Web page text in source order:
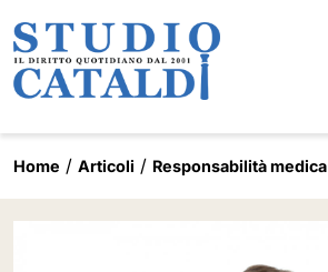
Home Articoli Responsabilità medica